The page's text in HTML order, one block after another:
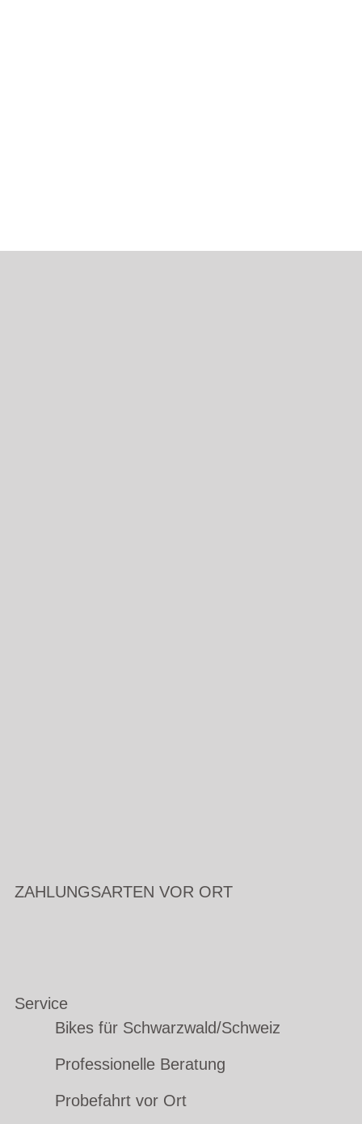
ZAHLUNGSARTEN VOR ORT
Service
Bikes für Schwarzwald/Schweiz
Professionelle Beratung
Probefahrt vor Ort